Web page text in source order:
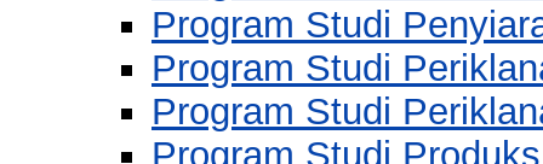
Program Studi
Program Studi
Program Studi
Program Studi